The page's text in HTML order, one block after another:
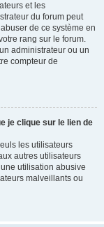
et les
du forum peut
de ce système en
rang sur le forum.
administrateur ou un
compteur de
je clique sur le lien de
les utilisateurs
autres utilisateurs
utilisation abusive
malveillants ou